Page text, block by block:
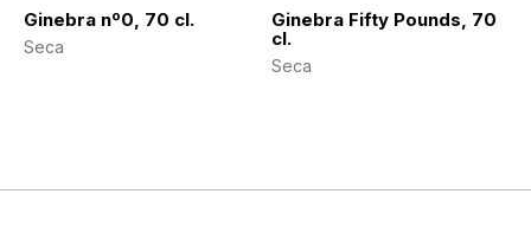
Ginebra nº0, 70 cl.
Seca
Ginebra Fifty Pounds, 70
cl.
Seca